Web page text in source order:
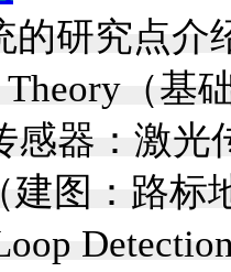
的研究点介
Theory（基
感器：激
建图：路标